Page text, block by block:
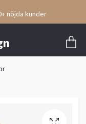
nöjda kunder